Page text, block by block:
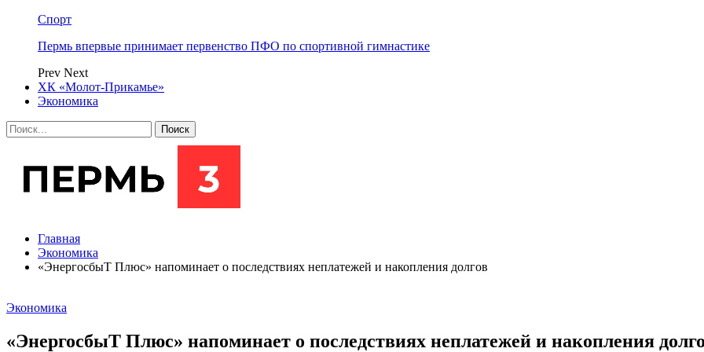
Спорт
Пермь впервые принимает первенство ПФО по спортивной гимнастике
Prev Next
ХК «Молот-Прикамье»
Экономика
Главная
Экономика
«ЭнергосбыТ Плюс» напоминает о последствиях неплатежей и накопления долгов
Экономика
«ЭнергосбыТ Плюс» напоминает о последствиях неплатежей и накопления